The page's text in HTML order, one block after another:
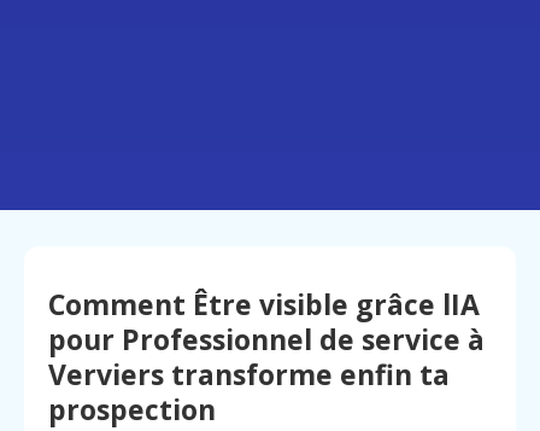
Comment Être visible grâce lIA
pour Professionnel de service à
Verviers transforme enfin ta
prospection